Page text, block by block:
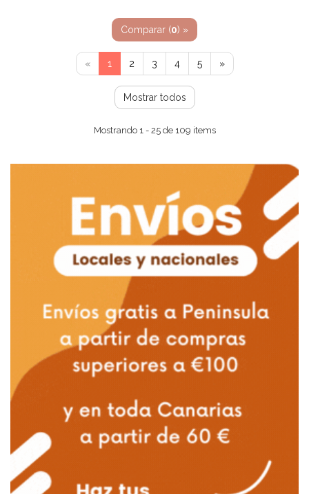
Comparar (0) »
« 1 2 3 4 5 »
Mostrar todos
Mostrando 1 - 25 de 109 items